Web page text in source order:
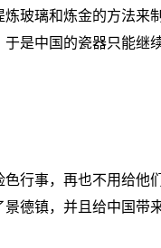
玻璃和炼金的方法来
是中国的瓷器只能继
行事，再也不用给他
德镇，并且给中国带